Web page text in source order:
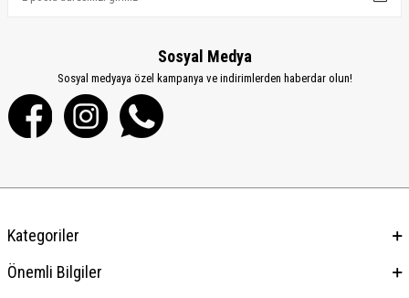
Sosyal Medya
Sosyal medyaya özel kampanya ve indirimlerden haberdar olun!
Kategoriler
Önemli Bilgiler